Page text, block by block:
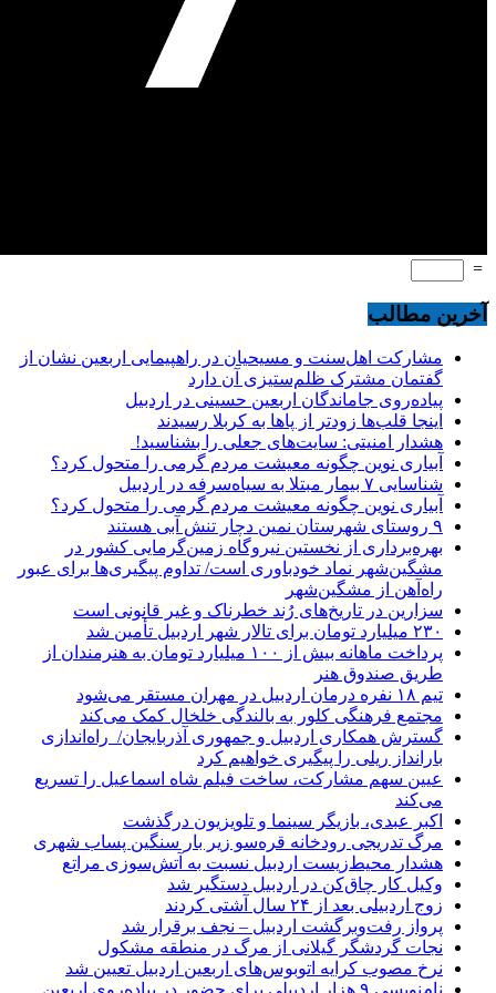
=
آخرین مطالب
مشارکت اهل‌سنت و مسیحیان در راهپیمایی اربعین نشان از
گفتمان مشترک ظلم‌ستیزی آن دارد
پیاده‌روی جاماندگان اربعین حسینی در اردبیل
اینجا قلب‌ها زودتر از پاها به کربلا رسیدند
هشدار امنیتی: سایت‌های جعلی را بشناسید!
آبیاری نوین چگونه معیشت مردم گرمی را متحول کرد؟
شناسایی ۷ بیمار مبتلا به سیاه‌سرفه در اردبیل
آبیاری نوین چگونه معیشت مردم گرمی را متحول کرد؟
۹ روستای شهرستان نمین دچار تنش آبی هستند
بهره‌برداری از نخستین نیروگاه زمین‌گرمایی کشور در
مشگین‌شهر نماد خودباوری است/ تداوم پیگیری‌ها برای عبور
راه‌آهن از مشگین‌شهر
سزارین در تاریخ‌های رُند خطرناک و غیر قانونی است
۲۳۰ میلیارد تومان برای تالار شهر اردبیل تأمین شد
پرداخت ماهانه بیش از ۱۰۰ میلیارد تومان به هنرمندان از
طریق صندوق هنر
تیم ۱۸ نفره درمان اردبیل در مهران مستقر می‌شود
مجتمع فرهنگی کلور به بالندگی خلخال کمک می‌کند
گسترش همکاری اردبیل و جمهوری آذربایجان/ راه‌اندازی
بارانداز ریلی را پیگیری خواهیم کرد
عیین سهم مشارکت، ساخت فیلم شاه‌ اسماعیل را تسریع
می‌کند
اکبر عبدی، بازیگر سینما و تلویزیون درگذشت
مرگ تدریجی رودخانه قره‌سو زیر بار سنگین پساب شهری
هشدار محیط‌زیست اردبیل نسبت به آتش‌سوزی مراتع
وکیل کار چاق‌کن در اردبیل دستگیر شد
زوج اردبیلی بعد از ۲۴ سال آشتی کردند
پرواز رفت‌وبرگشت اردبیل – نجف برقرار شد
نجات گردشگر گیلانی از مرگ در منطقه مشکول
نرخ مصوب کرایه اتوبوس‌های اربعین اردبیل تعیین شد